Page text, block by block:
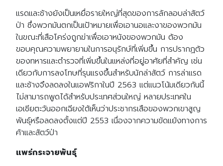
แรดและช้างยังเป็นเหยื่อรายใหญ่ที่สุดของการลักลอบล่าสัตว์
ป่า ซึ่งพวกมันตกเป็นเป้าหมายเพื่อเอานอและงาของพวกมัน
ในขณะที่เสือโคร่งถูกฆ่าเพื่อเอาหนังของพวกมัน ต้อง
ขอบคุณความพยายามในการอนุรักษ์ที่เพิ่มขึ้น การปรากฏตัว
ของทหารและตำรวจที่เพิ่มขึ้นในแหล่งที่อยู่อาศัยที่สำคัญ เช่น
เดียวกับการลงโทษที่รุนแรงขึ้นสำหรับนักล่าสัตว์ การล่าแรด
และช้างจึงลดลงในแอฟริกาในปี 2563 แต่แนวโน้มเดียวกันนี้
ไม่สามารถพูดได้สำหรับประเทศส่วนใหญ่ หลายประเทศใน
เอเชียตะวันออกเฉียงใต้เห็นว่าประชากรเสือของพวกเขาสูญ
พันธุ์หรือลดลงตั้งแต่ปี 2553 เนื่องจากความขัดแย้งทางการ
ค้าและสัตว์ป่า
แพร่กระจายพันธุ์